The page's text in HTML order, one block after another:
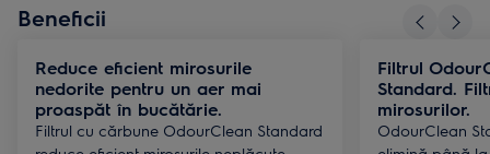
Beneficii
Reduce eficient mirosurile
nedorite pentru un aer mai
proaspăt în bucătărie.
Filtrul cu cărbune OdourClean Standard
Filtrul
Standard.
mirosurilor.
OdourClean